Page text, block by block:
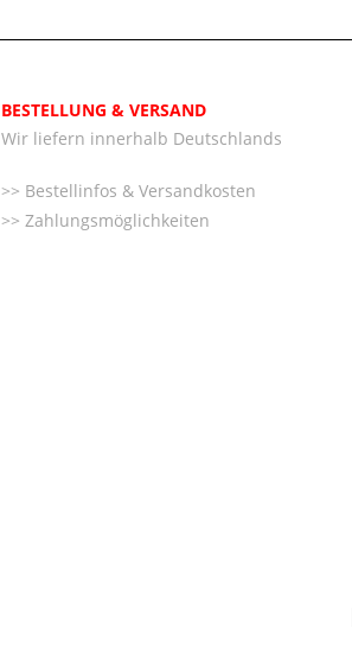
BESTELLUNG & VERSAND
Wir liefern innerhalb Deutschlands
Bestellinfos & Versandkosten
Zahlungsmöglichkeiten